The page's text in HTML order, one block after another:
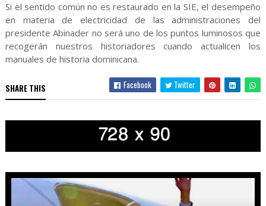
Si el sentido común no es restaurado en la SIE, el desempeño
en materia de electricidad de las administraciones del
presidente Abinader no será uno de los puntos luminosos que
recogerán nuestros historiadores cuando actualicen los
manuales de historia dominicana.
SHARE THIS Facebook Twitter